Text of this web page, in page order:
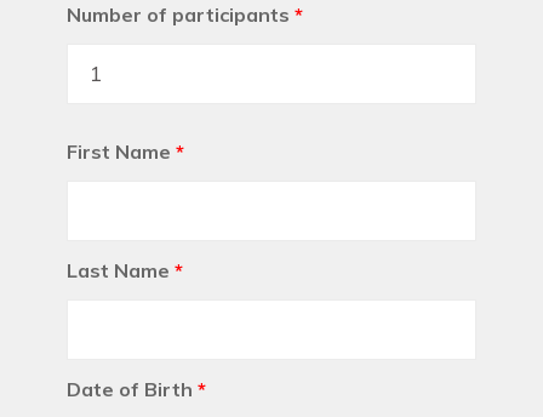
Number of participants *
First Name *
Last Name *
Date of Birth *